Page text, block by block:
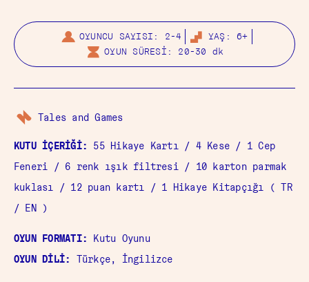
OYUNCU SAYISI: 2-4
YAŞ: 6+
OYUN SÜRESİ: 20-30 dk
Tales and Games
KUTU İÇERİĞİ:
55 Hikaye Kartı / 4 Kese / 1 Cep
Feneri / 6 renk ışık filtresi / 10 karton parmak
kuklası / 12 puan kartı / 1 Hikaye Kitapçığı ( TR
/ EN )
OYUN FORMATI:
Kutu Oyunu
OYUN DİLİ:
Türkçe, İngilizce